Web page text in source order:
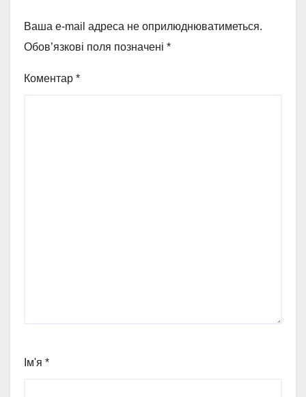
Ваша e-mail адреса не оприлюднюватиметься.
Обов’язкові поля позначені *
Коментар *
Ім'я *